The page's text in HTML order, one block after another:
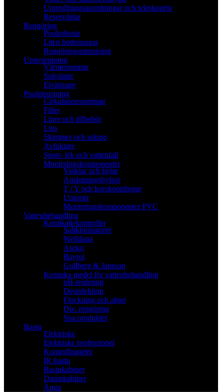
Upprullningsanordningar och teleskoprör
Reservdelar
Rengöring
Poolrobotar
Liten bottensugar
Rengöringsutrustning
Uppvärmning
Värmepumpar
Solvärme
Elvärmare
Poolutrustning
Cirkulationspumpar
Filter
Liner och tillbehör
Ljus
Skimmer och utlopp
Avfuktare
Sport- lek och vattenfall
Monteringskomponenter
Vinklar och böjar
Anslutningshylsor
T / Y och korskopplingar
Unioner
Monteringskomponenter PVC
Vattenbehandling
Kemikaliekontroller
Saltklorinatorer
Welldana
Aseko
Bayrol
Gullberg & Jansson
Kemiska medel för vattenbehandling
pH-reglering
Desinfektion
Flockning och alger
Div. rengöring
Spa produkter
Bastu
Elektriska
Elektriske professionel
Kontrollpaneler
IR-bastu
Bastukabiner
Dampkabiner
Ånga